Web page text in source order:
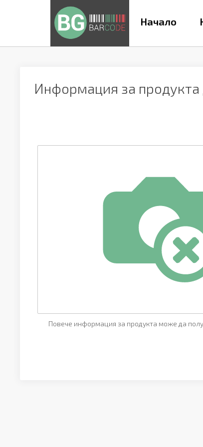
Начало
Информация за продукта
Повече информация за продукта може да